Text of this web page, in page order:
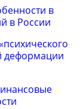
в
в России
деформации